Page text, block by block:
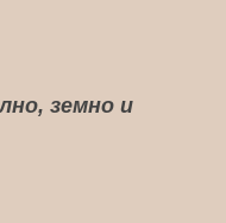
земно и